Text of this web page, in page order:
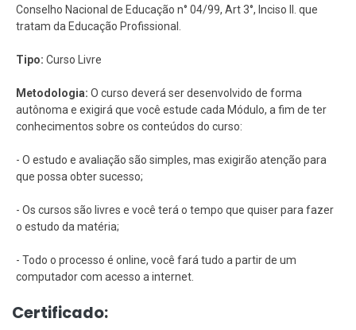
Conselho Nacional de Educação n° 04/99, Art 3°, Inciso II. que
tratam da Educação Profissional.
Tipo: Curso Livre
Metodologia: O curso deverá ser desenvolvido de forma
autônoma e exigirá que você estude cada Módulo, a fim de ter
conhecimentos sobre os conteúdos do curso:
- O estudo e avaliação são simples, mas exigirão atenção para
que possa obter sucesso;
- Os cursos são livres e você terá o tempo que quiser para fazer
o estudo da matéria;
- Todo o processo é online, você fará tudo a partir de um
computador com acesso a internet.
Certificado: